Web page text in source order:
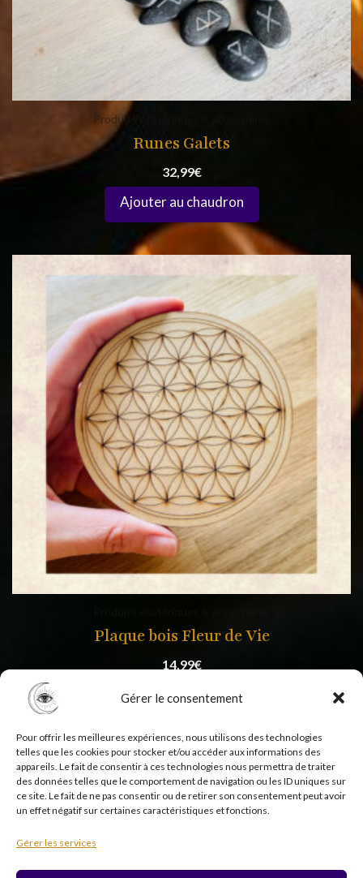
Gérer le consentement
Pour offrir les meilleures expériences, nous utilisons des technologies
telles que les cookies pour stocker et/ou accéder aux informations des
appareils. Le fait de consentir à ces technologies nous permettra de traiter
des données telles que le comportement de navigation ou les ID uniques sur
ce site. Le fait de ne pas consentir ou de retirer son consentement peut avoir
un effet négatif sur certaines caractéristiques et fonctions.
Gérer les services
Produits ésotériques & accessoires
Runes Galets
32,99€
Plaque bois Fleur de Vie
14,99€
Copyright © 2026 Psycholistik Box | EI Delphine